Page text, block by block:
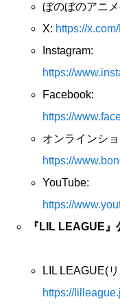
ぼのぼのアニ
X: https://
Instagram:
https://
Facebook:
https://
オンラインシ
https://
YouTube:
https://
『LIL LEAGUE
LIL LEAGUE(
https://